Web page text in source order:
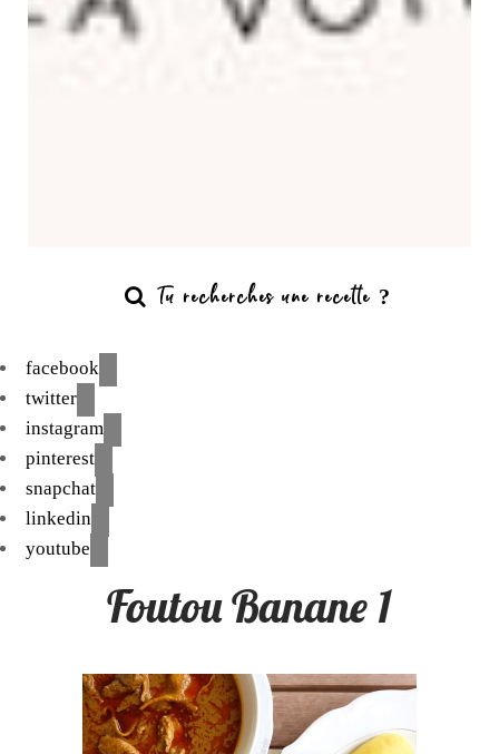
facebook
twitter
instagram
pinterest
snapchat
linkedin
youtube
Foutou Banane 1